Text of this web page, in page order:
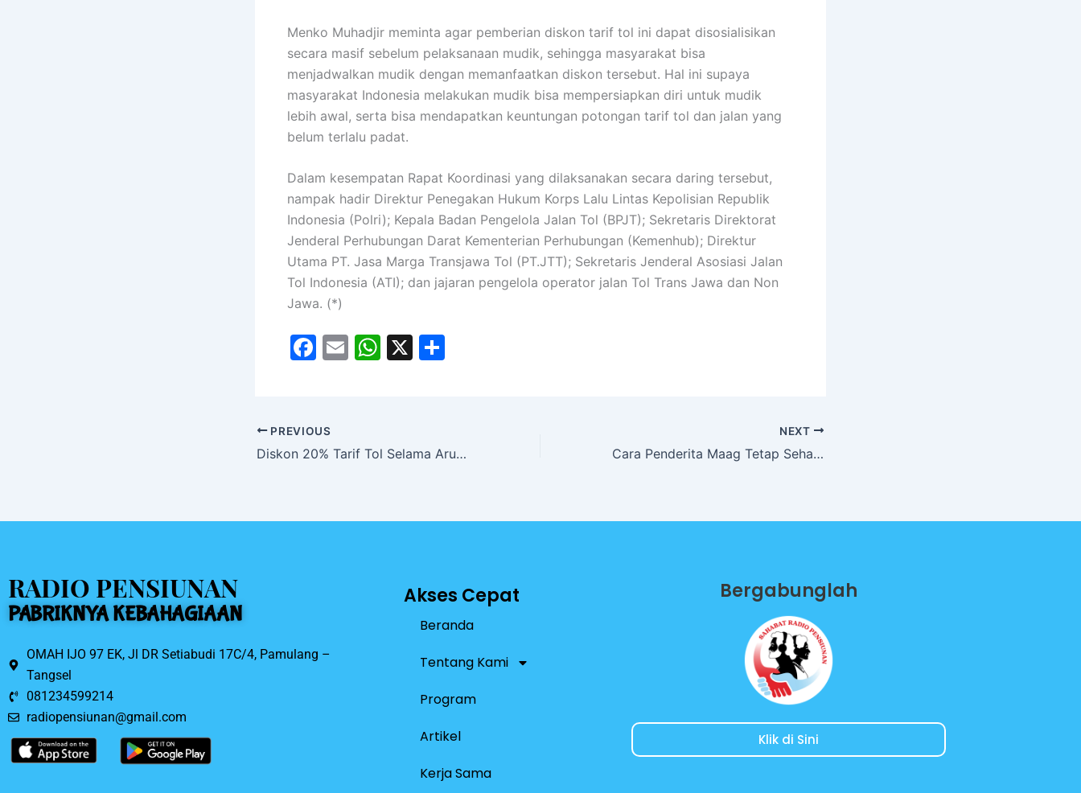
Menko Muhadjir meminta agar pemberian diskon tarif tol ini dapat disosialisikan
secara masif sebelum pelaksanaan mudik, sehingga masyarakat bisa
menjadwalkan mudik dengan memanfaatkan diskon tersebut. Hal ini supaya
masyarakat Indonesia melakukan mudik bisa mempersiapkan diri untuk mudik
lebih awal, serta bisa mendapatkan keuntungan potongan tarif tol dan jalan yang
belum terlalu padat.
Dalam kesempatan Rapat Koordinasi yang dilaksanakan secara daring tersebut,
nampak hadir Direktur Penegakan Hukum Korps Lalu Lintas Kepolisian Republik
Indonesia (Polri); Kepala Badan Pengelola Jalan Tol (BPJT); Sekretaris Direktorat
Jenderal Perhubungan Darat Kementerian Perhubungan (Kemenhub); Direktur
Utama PT. Jasa Marga Transjawa Tol (PT.JTT); Sekretaris Jenderal Asosiasi Jalan
Tol Indonesia (ATI); dan jajaran pengelola operator jalan Tol Trans Jawa dan Non
Jawa. (*)
F
e
b
k
E
W
A
X
PREVIOUS
Diskon 20% Tarif Tol Selama Arus Mudik & Balik Lebaran 2024
NEXT
Cara Penderita Maag Tetap Sehat Berpuasa Dengan Mahorahora
RADIO PENSIUNAN
PABRIKNYA KEBAHAGIAAN
OMAH IJO 97 EK, Jl DR Setiabudi 17C/4, Pamulang –
Tangsel
081234599214
radiopensiunan@gmail.com
Akses Cepat
Beranda
Tentang Kami
Program
Artikel
Kerja Sama
Bergabunglah
Klik di Sini